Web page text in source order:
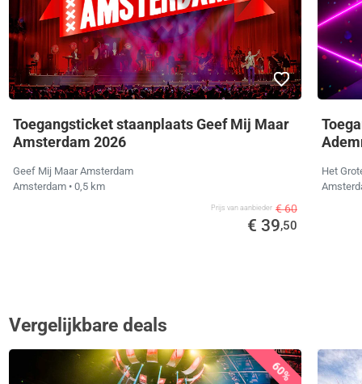
Toegangsticket staanplaats Geef Mij Maar
Amsterdam 2026
Geef Mij Maar Amsterdam
Amsterdam • 0,5 km
Prijs van aanbieder € 60
€ 39,50
Het
Vergelijkbare deals
60%